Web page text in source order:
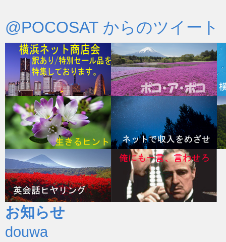
@POCOSAT からのツイート
お知らせ
douwa